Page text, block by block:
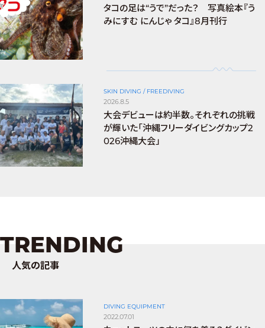
タコの足は“うで”だった？ 写真絵本『う
みにすむ にんじゃ タコ』8月刊行
SKIN DIVING / FREEDIVING
2026.8.5
大会デビューは約半数。それぞれの挑戦
が輝いた「沖縄フリーダイビングカップ2
026沖縄大会」
TRENDING
人気の記事
DIVING EQUIPMENT
2022.07.01